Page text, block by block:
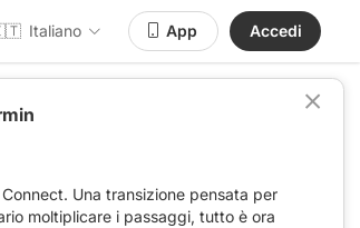
Italiano App Accedi
Una transizione pensata per
moltiplicare i passaggi, tutto è ora